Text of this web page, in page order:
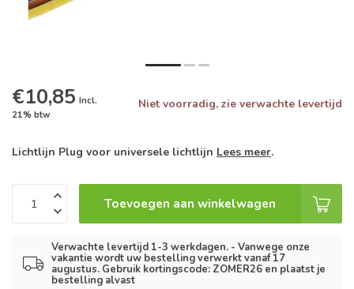
€10,85 Incl.
21% btw
Niet voorradig, zie verwachte levertijd
Lichtlijn Plug voor universele lichtlijn Lees meer.
Toevoegen aan winkelwagen
Verwachte levertijd 1-3 werkdagen. - Vanwege onze
vakantie wordt uw bestelling verwerkt vanaf 17
augustus. Gebruik kortingscode: ZOMER26 en plaatst je
bestelling alvast